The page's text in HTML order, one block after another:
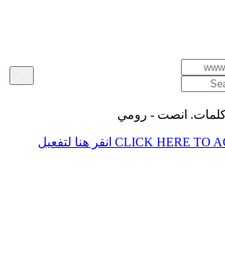
انصت - رومي
CLICK HERE TO انقر هنا لتفعيل